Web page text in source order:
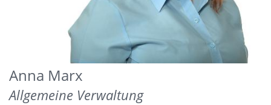
Anna Marx
Allgemeine Verwaltung